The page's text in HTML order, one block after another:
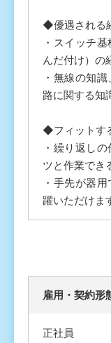
◆優遇される
・スイッチ
んだ付け）の
・無線の知
路に関する知
◆フィットす
・繰り返し
ツと作業でき
・手先が器
躍いただけま
雇⽤・契約形
正社員